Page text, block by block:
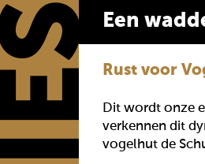
Een
Rust voor
Dit wordt onze
verkennen dit
vogelhut de